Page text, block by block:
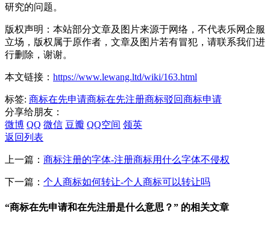
研究的问题。
版权声明：本站部分文章及图片来源于网络，不代表乐网企服
立场，版权属于原作者，文章及图片若有冒犯，请联系我们进
行删除，谢谢。
本文链接： https://www.lewang.ltd/wiki/163.html
标签: 商标在先申请商标在先注册商标驳回商标申请
分享给朋友：
微博 QQ 微信 豆瓣 QQ空间 领英
返回列表
上一篇： 商标注册的字体-注册商标用什么字体不侵权
下一篇： 个人商标如何转让-个人商标可以转让吗
“商标在先申请和在先注册是什么意思？” 的相关文章